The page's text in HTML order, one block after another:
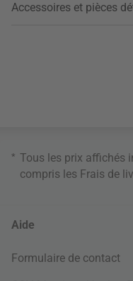
Accessoires et pièces
* Tous les prix affichés
compris les Frais de
Aide
Formulaire de contact